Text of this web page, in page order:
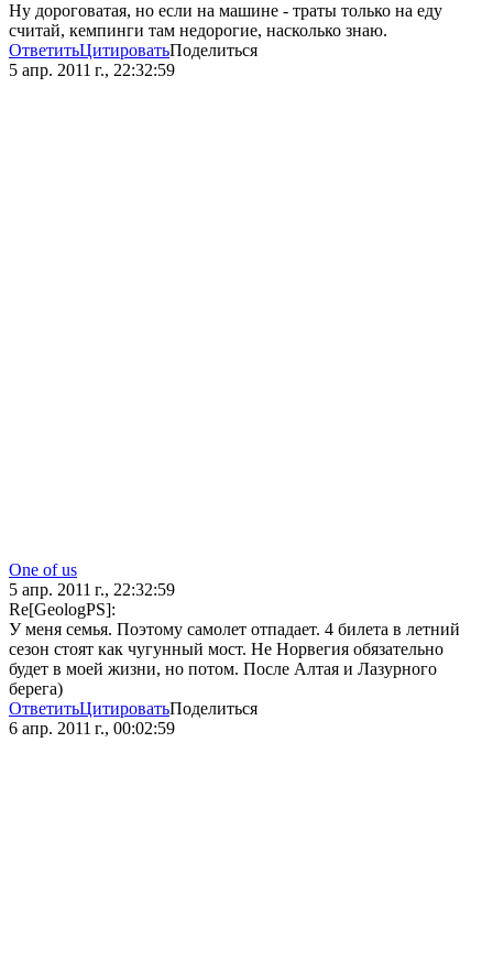
Ну дороговатая, но если на машине - траты только на еду
считай, кемпинги там недорогие, насколько знаю.
ОтветитьЦитироватьПоделиться
5 апр. 2011 г., 22:32:59
One of us
5 апр. 2011 г., 22:32:59
Re[GeologPS]:
У меня семья. Поэтому самолет отпадает. 4 билета в летний
сезон стоят как чугунный мост. Не Норвегия обязательно
будет в моей жизни, но потом. После Алтая и Лазурного
берега)
ОтветитьЦитироватьПоделиться
6 апр. 2011 г., 00:02:59